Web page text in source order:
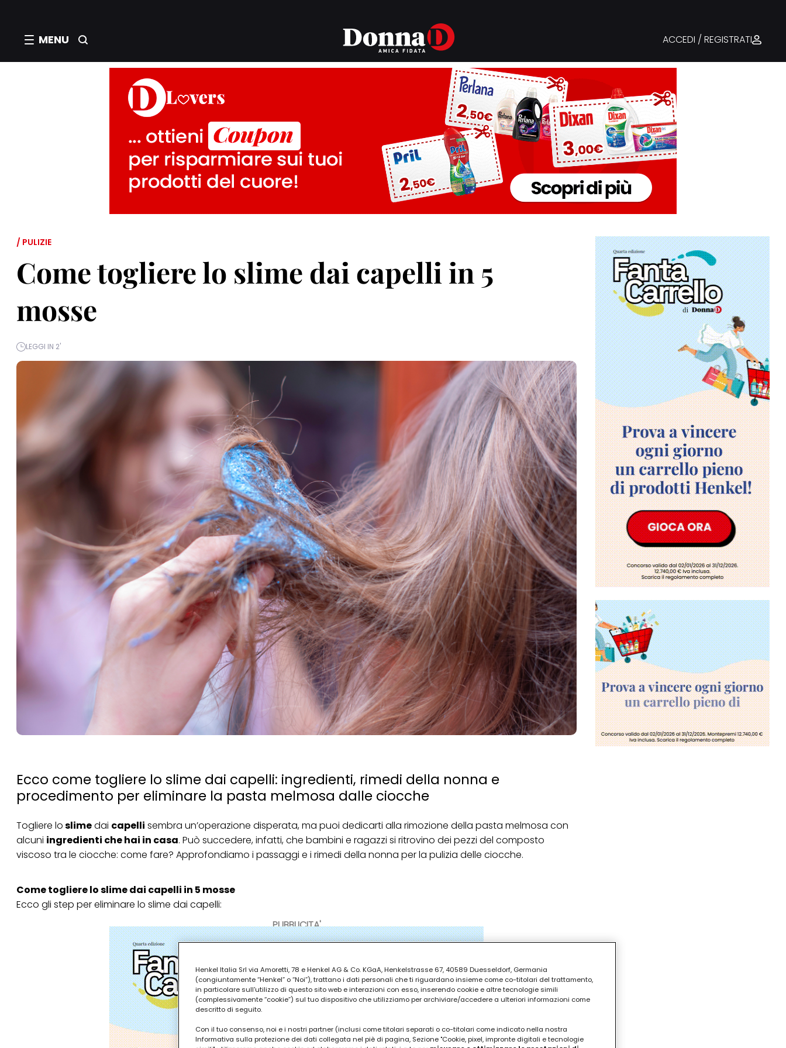
MENU ACCEDI / REGISTRATI
/ PULIZIE
Come togliere lo slime dai capelli in 5
mosse
LEGGI IN 2'
Ecco come togliere lo slime dai capelli: ingredienti, rimedi della nonna e
procedimento per eliminare la pasta melmosa dalle ciocche
PUBBLICITA'
Togliere loslimedai capelli sembra un’operazione disperata, ma puoi dedicarti alla rimozione della pasta melmosa con
alcuni ingredienti che hai in casa. Può succedere, infatti, che bambini e ragazzi si ritrovino dei pezzi del composto
viscoso tra le ciocche: come fare? Approfondiamo i passaggi e i rimedi della nonna per la pulizia delle ciocche.
Come togliere lo slime dai capelli in 5 mosse
Ecco gli step per eliminare lo slime dai capelli:
Henkel Italia Srl via Amoretti, 78 e Henkel AG & Co. KGaA, Henkelstrasse 67, 40589 Duesseldorf, Germania
(congiuntamente “Henkel” o “Noi”), trattano i dati personali che ti riguardano insieme come co-titolari del trattamento,
in particolare sull'utilizzo di questo sito web e interazioni con esso, inserendo cookie e altre tecnologie simili
(complessivamente “cookie”) sul tuo dispositivo che utilizziamo per archiviare/accedere a ulteriori informazioni come
descritto di seguito.
Con il tuo consenso, noi e i nostri partner (inclusi come titolari separati o co-titolari come indicato nella nostra
Informativa sulla protezione dei dati collegata nel piè di pagina, Sezione "Cookie, pixel, impronte digitali e tecnologie